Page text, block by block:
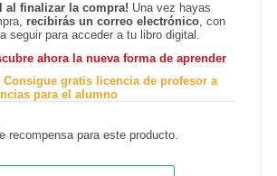
al finalizar la compra! Una vez hayas
recibirás un correo electrónico, con
seguir para acceder a tu libro digital.
ahora la nueva forma de aprender
Consigue gratis licencia de profesor a
para el alumno
recompensa para este producto.